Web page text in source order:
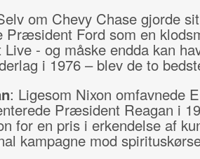
om Chevy Chase gjorde
Præsident Ford som en
- og måske endda kan
i 1976 – blev de to
: Ligesom Nixon omfavnede
Præsident Reagan i
for en pris i erkendelse af
kampagne mod